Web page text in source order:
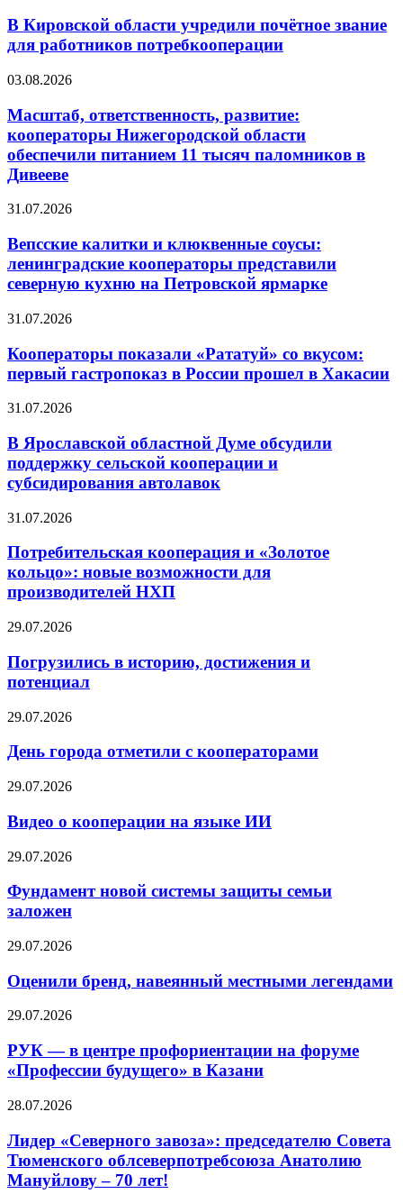
В Кировской области учредили почётное звание
для работников потребкооперации
03.08.2026
Масштаб, ответственность, развитие:
кооператоры Нижегородской области
обеспечили питанием 11 тысяч паломников в
Дивееве
31.07.2026
Вепсские калитки и клюквенные соусы:
ленинградские кооператоры представили
северную кухню на Петровской ярмарке
31.07.2026
Кооператоры показали «Рататуй» со вкусом:
первый гастропоказ в России прошел в Хакасии
31.07.2026
В Ярославской областной Думе обсудили
поддержку сельской кооперации и
субсидирования автолавок
31.07.2026
Потребительская кооперация и «Золотое
кольцо»: новые возможности для
производителей НХП
29.07.2026
Погрузились в историю, достижения и
потенциал
29.07.2026
День города отметили с кооператорами
29.07.2026
Видео о кооперации на языке ИИ
29.07.2026
Фундамент новой системы защиты семьи
заложен
29.07.2026
Оценили бренд, навеянный местными легендами
29.07.2026
РУК — в центре профориентации на форуме
«Профессии будущего» в Казани
28.07.2026
Лидер «Северного завоза»: председателю Совета
Тюменского облсеверпотребсоюза Анатолию
Мануйлову – 70 лет!